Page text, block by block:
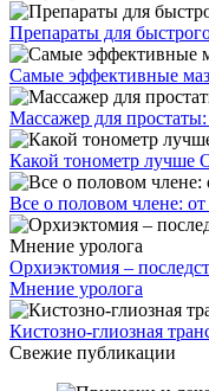
Препараты для
Самые эффективные
Массажер для
Какой тонометр лучше
Все о половом члене: от
Орхиэктомия –
Мнение уролога
Кистозно-глиозная
Свежие публикации